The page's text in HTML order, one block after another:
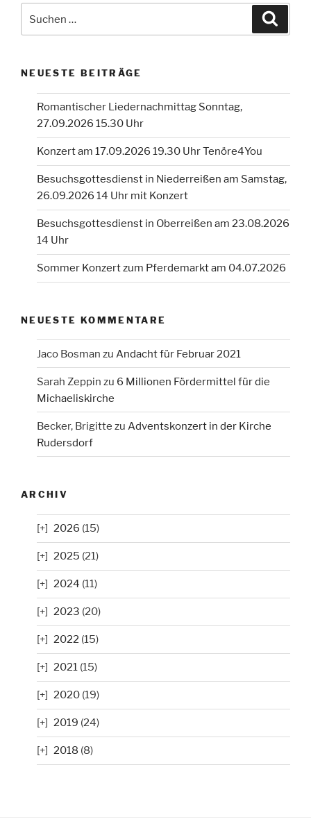
nach:
NEUESTE BEITRÄGE
Romantischer Liedernachmittag Sonntag,
27.09.2026 15.30 Uhr
Konzert am 17.09.2026 19.30 Uhr Tenöre4You
Besuchsgottesdienst in Niederreißen am Samstag,
26.09.2026 14 Uhr mit Konzert
Besuchsgottesdienst in Oberreißen am 23.08.2026
14 Uhr
Sommer Konzert zum Pferdemarkt am 04.07.2026
NEUESTE KOMMENTARE
Jaco Bosman zu Andacht für Februar 2021
Sarah Zeppin zu 6 Millionen Fördermittel für die
Michaeliskirche
Becker, Brigitte zu Adventskonzert in der Kirche
Rudersdorf
ARCHIV
2026 (15)
2025 (21)
2024 (11)
2023 (20)
2022 (15)
2021(15)
2020(19)
2019 (24)
2018 (8)